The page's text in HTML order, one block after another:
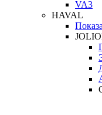
VA3
HAVAL